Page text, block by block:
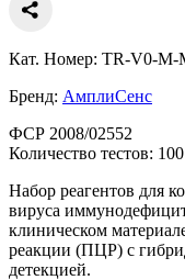
Кат. Номер: TR-V0-M-
Бренд: АмплиСенс
ФСР 2008/02552
Количество тестов: 100
Набор реагентов для
вируса
клиническом
реакции (ПЦР) c
детекцией.